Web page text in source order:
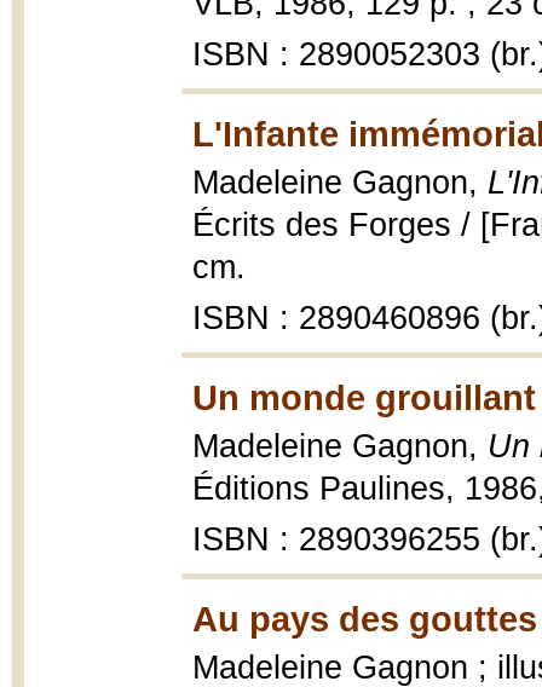
ISBN : 2890052303
L'Infante
Madeleine Gagnon,
Écrits des Forges /
cm.
ISBN : 2890460896
Un monde grouillant
Madeleine Gagnon, Un
Éditions Paulines,
ISBN : 2890396255
Au pays des gouttes
Madeleine Gagnon ;